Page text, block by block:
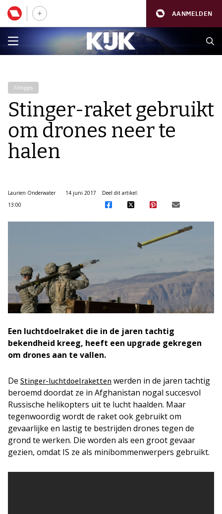
AANMELDEN
Filmpjes
Stinger-raket gebruikt
om drones neer te
halen
Laurien Onderwater
14 juni 2017
13:00
Deel dit artikel:
Een luchtdoelraket die in de jaren tachtig
bekendheid kreeg, heeft een upgrade gekregen
om drones aan te vallen.
De Stinger-luchtdoelraketten werden in de jaren tachtig
beroemd doordat ze in Afghanistan nogal succesvol
Russische helikopters uit te lucht haalden. Maar
tegenwoordig wordt de raket ook gebruikt om
gevaarlijke en lastig te bestrijden drones tegen de
grond te werken. Die worden als een groot gevaar
gezien, omdat IS ze als minibommenwerpers gebruikt.